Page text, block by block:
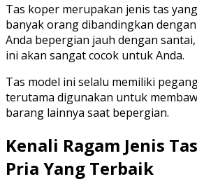
Tas koper merupakan jenis tas
banyak orang dibandingkan dengan
Anda bepergian jauh dengan
ini akan sangat cocok untuk Anda.
Tas model ini selalu memiliki
terutama digunakan untuk
barang lainnya saat bepergian.
Kenali Ragam Jenis
Pria Yang Terbaik